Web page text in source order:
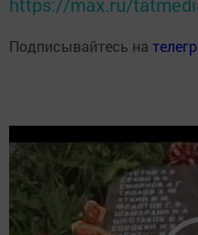
Подписывайтесь на